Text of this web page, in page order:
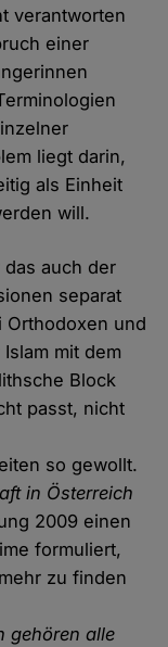
verantworten
einer
liegt darin,
als Einheit
will.
das auch der
separat
Orthodoxen und
mit dem
Block
passt, nicht
so gewollt.
in Österreich
2009 einen
formuliert,
zu finden
gehören alle